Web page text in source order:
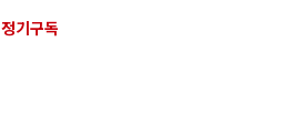
정기구독